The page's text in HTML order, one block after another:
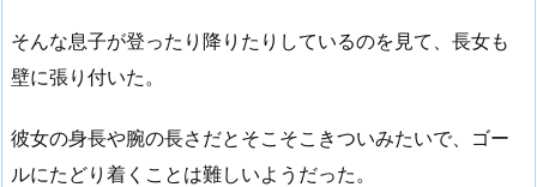
そんな息子が登ったり降りたりしているのを見て、長女も
壁に張り付いた。
彼女の身長や腕の長さだとそこそこきついみたいで、ゴー
ルにたどり着くことは難しいようだった。